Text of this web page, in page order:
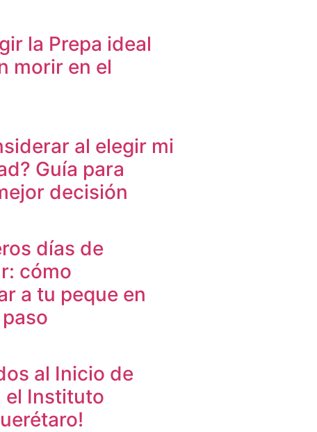
la Prepa ideal
morir en el
al elegir mi
Guía para
decisión
días de
cómo
a tu peque en
al Inicio de
el Instituto